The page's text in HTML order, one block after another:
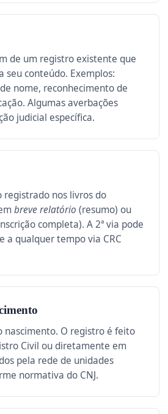
de um registro existente que
seu conteúdo. Exemplos:
nome, reconhecimento de
Algumas averbações
judicial específica.
registrado nos livros do
breve relatório (resumo) ou
completa). A 2ª via pode
a qualquer tempo via CRC
nascimento. O registro é feito
Civil ou diretamente em
pela rede de unidades
normativa do CNJ.